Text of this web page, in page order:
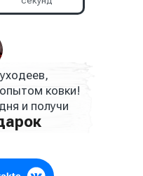
ковки!
и получи